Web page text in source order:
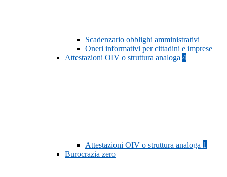
Scadenzario obblighi amministrativi
Oneri informativi per cittadini e imprese
Attestazioni OIV o struttura analoga 4
Attestazioni OIV o struttura analoga 1
Burocrazia zero